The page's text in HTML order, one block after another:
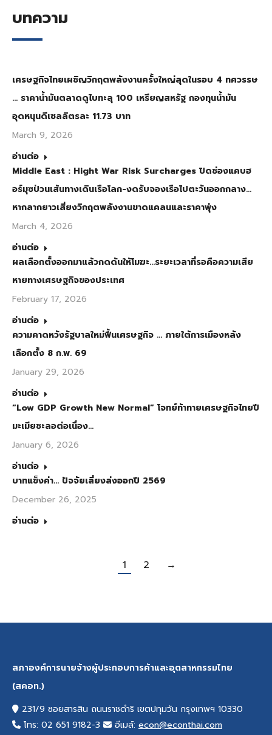
บทความ
เศรษฐกิจไทยเผชิญวิกฤตพลังงานครั้งใหญ่สุดในรอบ 4 ทศวรรษ
… ราคาน้ำมันตลาดดูไบทะลุ 100 เหรียญสหรัฐ กองทุนน้ำมัน
อุดหนุนดีเซลลิตรละ 11.73 บาท
March 9, 2026
อ่านต่อ
Middle East : Hight War Risk Surcharges ปิดช่องแคบฮ
อร์มุซป่วนเส้นทางเดินเรือโลก-งดรับจองเรือไปตะวันออกกลาง…
หากลากยาวเสี่ยงวิกฤตพลังงานขาดแคลนและราคาพุ่ง
March 4, 2026
อ่านต่อ
ผลเลือกตั้งออกมาแล้วกดดันให้โมฆะ…ระยะเวลาที่รอคือความเสีย
หายทางเศรษฐกิจของประเทศ
February 17, 2026
อ่านต่อ
ความคาดหวังรัฐบาลใหม่ฟื้นเศรษฐกิจ … ภายใต้การเมืองหลัง
เลือกตั้ง 8 ก.พ. 69
January 29, 2026
อ่านต่อ
“Low GDP Growth New Normal” โจทย์ท้าทายเศรษฐกิจไทยปี
มะเมียชะลอต่อเนื่อง…
January 6, 2026
อ่านต่อ
บาทแข็งค่า… ปัจจัยเสี่ยงส่งออกปี 2569
December 26, 2025
อ่านต่อ
1 2 →
สภาองค์การนายจ้างผู้ประกอบการค้าและอุตสาหกรรมไทย
(สคอท.)
231/9 ซอยสารสิน ถนนราชดำริ เขตปทุมวัน กรุงเทพฯ 10330
โทร: 02 651 9182-3
อีเมล์: econ@econthai.com